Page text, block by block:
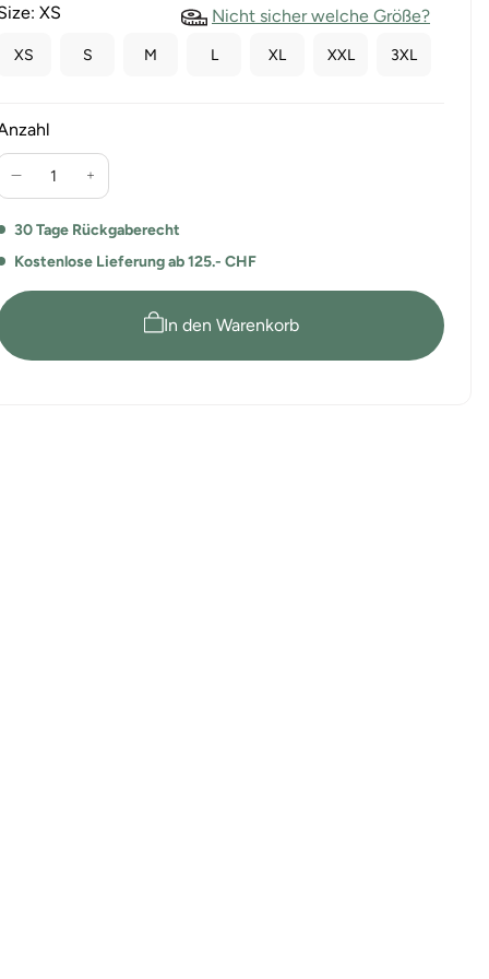
XS Nicht sicher welche Größe?
XS S M L XL XXL 3XL
Verringere
Menge
für
Pack
Erhöhe
Menge
für
Regular
30 Tage Rückgaberecht
Kostenlose Lieferung ab 125.- CHF
In den Warenkorb